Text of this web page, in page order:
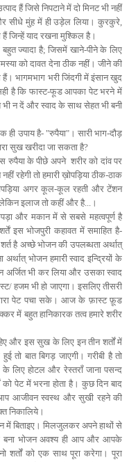
हैं जिसे निपटाने में दो मिनट भी नहीं
सीधे मुंह में ही उड़ेल लिया। कुरकुरे,
जिन्हें याद रखना मुश्किल है।
ज्यादा है; जिसमें खाने-पीने के लिए
को दावत देना ठीक नहीं। जीने की
भागमभाग भरी जिंदगी में इंसान खुद
है कि फास्ट-फूड आपका पेट भरने में
न दें और स्वाद के साथ सेहत भी बनी
उपाय है- "रुपैया"। सारी भाग-दौड़
सुख खरीदा जा सकता है?
रुपैया के पीछे अपने शरीर को दांव पर
रहेगी तो हमारी ख़ोपड़िया ठीक-ठाक
अगर कूल-कूल रहती और टेंशन
इलाज तो कहीं और है...।
और मकान में से सबसे महत्वपूर्ण है
इस भोजपुरी कहावत में समाहित है-
है अच्छे भोजन की उपलब्धता अर्थात्
भोजन हमारी स्वाद इन्द्रियों के
भी कर लिया और उसका स्वाद
हजम भी हो जाएगा। इसलिए तीसरी
हमारा पेट पचा सके। आज के फ़ास्ट फ़ूड
में बहुत हानिकारक तत्व हमारे शरीर
और इस सुख के लिए इन तीन शर्तों में
तो बात बिगड़ जाएगी। गरीबी है तो
लिए होटल और रेस्तराँ जाना पसन्द
पेट में भरना होता है। कुछ दिन बाद
आप आजीवन स्वस्थ और सुखी रहने की
निकालिये।
में बिताइए। मिलजुलकर अपने हाथों से
बना भोजन अवश्य ही आप और आपके
शर्तों को एक साथ पूरा करेगा। पूरा